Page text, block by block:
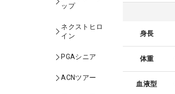
ップ
ネクストヒロ
イン
PGAシニア
ACNツアー
身長
体重
血液型